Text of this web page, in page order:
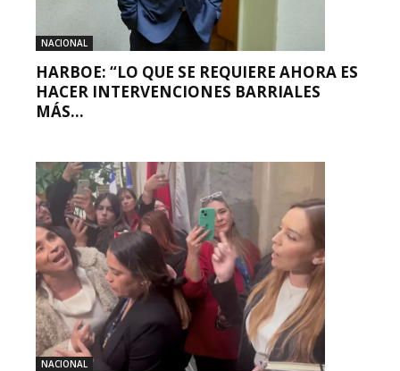
NACIONAL
HARBOE: “LO QUE SE REQUIERE AHORA ES
HACER INTERVENCIONES BARRIALES
MÁS...
NACIONAL